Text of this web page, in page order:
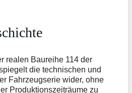
realen Baureihe 114 der
die technischen und
Fahrzeugserie wider, ohne
Produktionszeiträume zu